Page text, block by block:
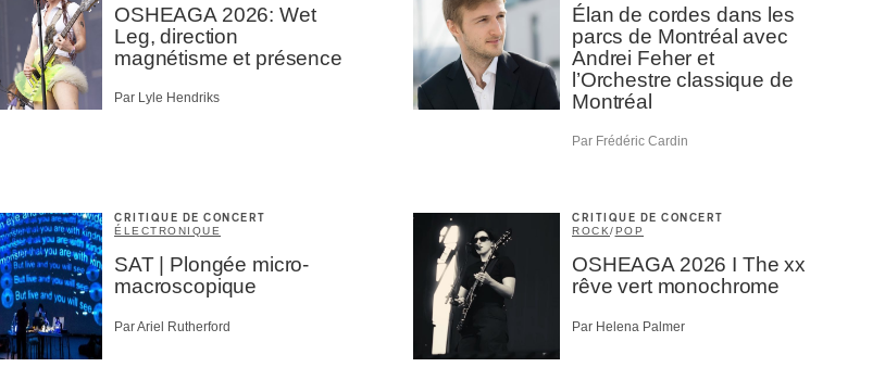
OSHEAGA 2026: Wet
Leg, direction
magnétisme et présence
Par Lyle Hendriks
Élan de cordes dans les
parcs de Montréal avec
Andrei Feher et
l’Orchestre classique de
Montréal
Par Frédéric Cardin
CRITIQUE DE CONCERT
ÉLECTRONIQUE
SAT | Plongée micro-
macroscopique
Par Ariel Rutherford
CRITIQUE DE CONCERT
ROCK/POP
OSHEAGA 2026 I The xx
rêve vert monochrome
Par Helena Palmer